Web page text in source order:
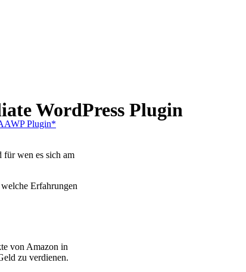
WordPress Plugin
Plugin*
für wen es sich am
Erfahrungen
von Amazon in
zu verdienen.